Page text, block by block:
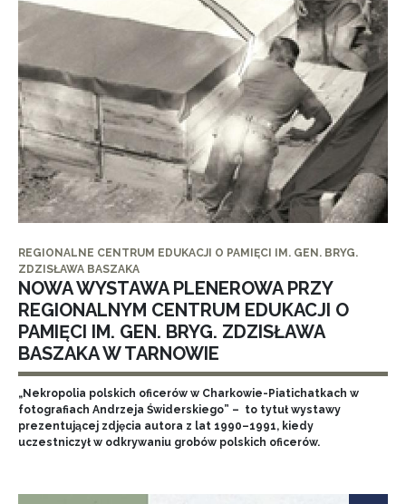
REGIONALNE CENTRUM EDUKACJI O PAMIĘCI IM. GEN. BRYG.
ZDZISŁAWA BASZAKA
NOWA WYSTAWA PLENEROWA PRZY
REGIONALNYM CENTRUM EDUKACJI O
PAMIĘCI IM. GEN. BRYG. ZDZISŁAWA
BASZAKA W TARNOWIE
„Nekropolia polskich oficerów w Charkowie-Piatichatkach w
fotografiach Andrzeja Świderskiego” – to tytuł wystawy
prezentującej zdjęcia autora z lat 1990–1991, kiedy
uczestniczył w odkrywaniu grobów polskich oficerów.